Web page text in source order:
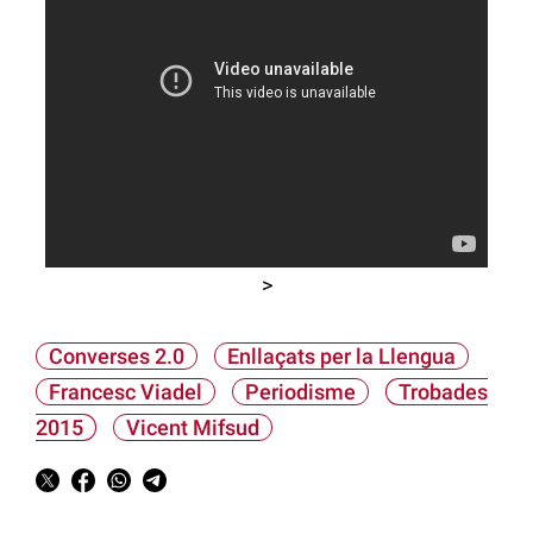
>
Converses 2.0
Enllaçats per la Llengua
Francesc Viadel
Periodisme
Trobades
2015
Vicent Mifsud